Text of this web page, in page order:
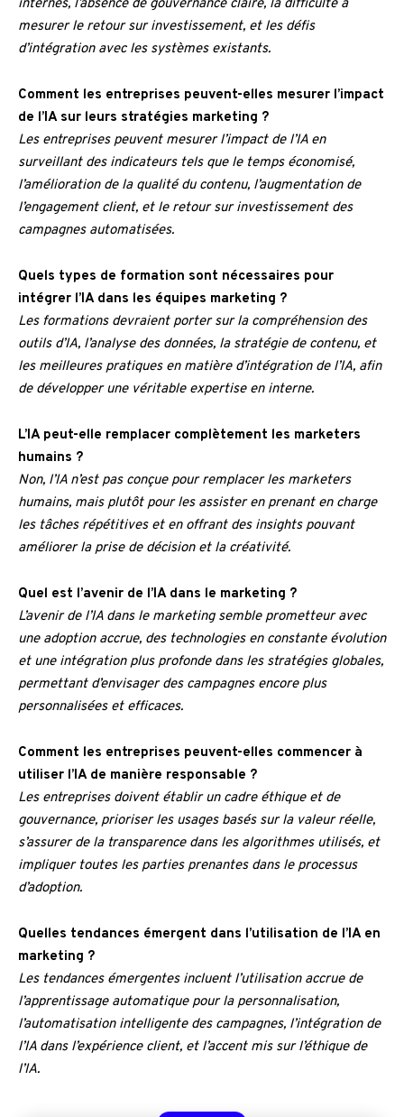
internes, l’absence de gouvernance claire, la difficulté à
mesurer le retour sur investissement, et les défis
d’intégration avec les systèmes existants.
Comment les entreprises peuvent-elles mesurer l’impact
de l’IA sur leurs stratégies marketing ?
Les entreprises peuvent mesurer l’impact de l’IA en
surveillant des indicateurs tels que le temps économisé,
l’amélioration de la qualité du contenu, l’augmentation de
l’engagement client, et le retour sur investissement des
campagnes automatisées.
Quels types de formation sont nécessaires pour
intégrer l’IA dans les équipes marketing ?
Les formations devraient porter sur la compréhension des
outils d’IA, l’analyse des données, la stratégie de contenu, et
les meilleures pratiques en matière d’intégration de l’IA, afin
de développer une véritable expertise en interne.
L’IA peut-elle remplacer complètement les marketers
humains ?
Non, l’IA n’est pas conçue pour remplacer les marketers
humains, mais plutôt pour les assister en prenant en charge
les tâches répétitives et en offrant des insights pouvant
améliorer la prise de décision et la créativité.
Quel est l’avenir de l’IA dans le marketing ?
L’avenir de l’IA dans le marketing semble prometteur avec
une adoption accrue, des technologies en constante évolution
et une intégration plus profonde dans les stratégies globales,
permettant d’envisager des campagnes encore plus
personnalisées et efficaces.
Comment les entreprises peuvent-elles commencer à
utiliser l’IA de manière responsable ?
Les entreprises doivent établir un cadre éthique et de
gouvernance, prioriser les usages basés sur la valeur réelle,
s’assurer de la transparence dans les algorithmes utilisés, et
impliquer toutes les parties prenantes dans le processus
d’adoption.
Quelles tendances émergent dans l’utilisation de l’IA en
marketing ?
Les tendances émergentes incluent l’utilisation accrue de
l’apprentissage automatique pour la personnalisation,
l’automatisation intelligente des campagnes, l’intégration de
l’IA dans l’expérience client, et l’accent mis sur l’éthique de
l’IA.